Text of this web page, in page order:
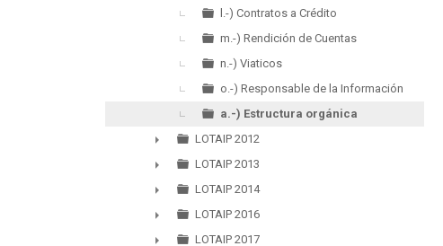
l.-) Contratos a Crédito
m.-) Rendición de Cuentas
n.-) Viaticos
o.-) Responsable de la Información
a.-) Estructura orgánica
►
LOTAIP 2012
►
LOTAIP 2013
►
LOTAIP 2014
►
LOTAIP 2016
LOTAIP 2017